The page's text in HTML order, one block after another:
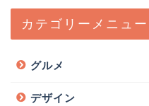
カテゴリーメニュー
グルメ
デザイン